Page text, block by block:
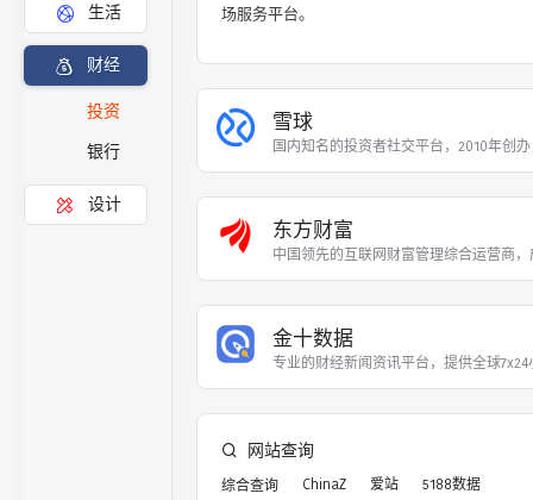
生活
财经
投资
银行
设计
场服务平台。
雪球
国内知名的投资者社交平台，2010年创
东方财富
中国领先的互联网财富管理综合运营商
金十数据
专业的财经新闻资讯平台，提供全球
网站查询
综合查询 ChinaZ 爱站
5188数据